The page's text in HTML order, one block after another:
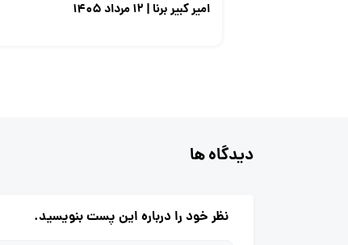
امیر کبیر برنا | ۱۲ مرداد ۱۴۰۵
دیدگاه ها
نظر خود را درباره این پست بنویسید.